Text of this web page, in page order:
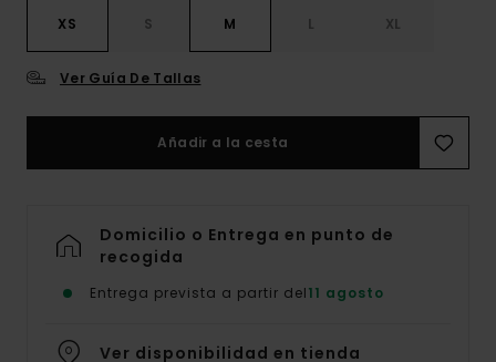
XS S M L XL
Ver Guía De Tallas
Añadir a la cesta
Domicilio o Entrega en punto de
recogida
Entrega prevista a partir del11 agosto
Ver disponibilidad en tienda